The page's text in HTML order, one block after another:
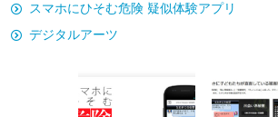
スマホにひそむ危険 疑似体験アプリ
デジタルアーツ